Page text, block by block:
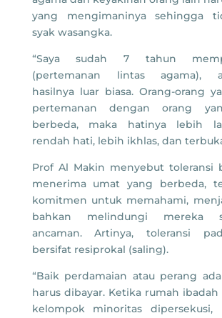
yang mengimaninya sehingga
syak wasangka.
“Saya sudah 7 tahun
(pertemanan lintas agama),
hasilnya luar biasa. Orang-orang
pertemanan dengan orang
berbeda, maka hatinya lebih
rendah hati, lebih ikhlas, dan
Prof Al Makin menyebut toleransi
menerima umat yang berbeda,
komitmen untuk memahami,
bahkan melindungi mereka
ancaman. Artinya, toleransi
bersifat resiprokal (saling).
“Baik perdamaian atau perang
harus dibayar. Ketika rumah
kelompok minoritas dipersekusi,